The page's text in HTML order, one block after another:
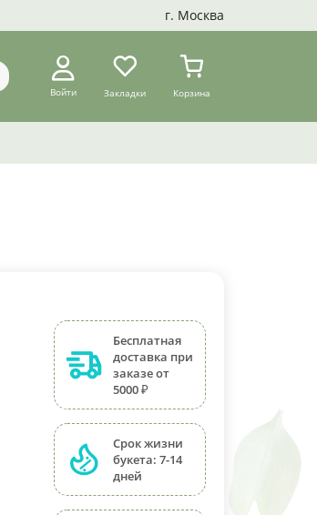
г. Москва
Войти Закладки Корзина
Бесплатная
доставка при
заказе от
5000 ₽
Срок жизни
букета: 7-14
дней